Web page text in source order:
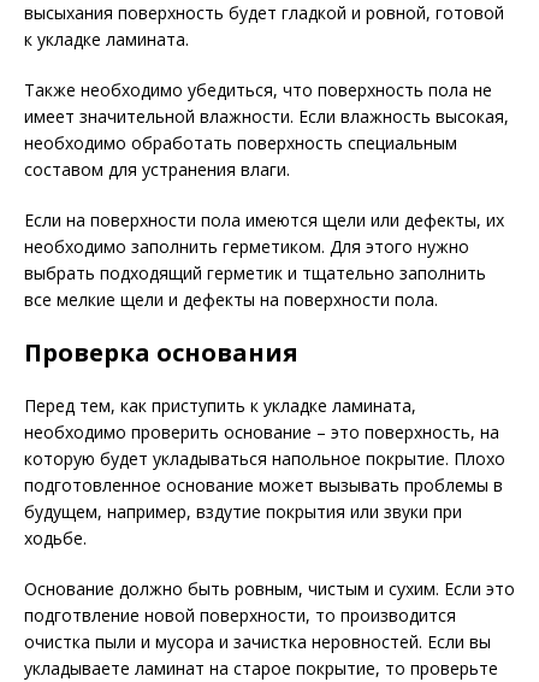
высыхания поверхность будет гладкой и ровной, готовой
к укладке ламината.
Также необходимо убедиться, что поверхность пола не
имеет значительной влажности. Если влажность высокая,
необходимо обработать поверхность специальным
составом для устранения влаги.
Если на поверхности пола имеются щели или дефекты, их
необходимо заполнить герметиком. Для этого нужно
выбрать подходящий герметик и тщательно заполнить
все мелкие щели и дефекты на поверхности пола.
Проверка основания
Перед тем, как приступить к укладке ламината,
необходимо проверить основание – это поверхность, на
которую будет укладываться напольное покрытие. Плохо
подготовленное основание может вызывать проблемы в
будущем, например, вздутие покрытия или звуки при
ходьбе.
Основание должно быть ровным, чистым и сухим. Если это
подготвление новой поверхности, то производится
очистка пыли и мусора и зачистка неровностей. Если вы
укладываете ламинат на старое покрытие, то проверьте